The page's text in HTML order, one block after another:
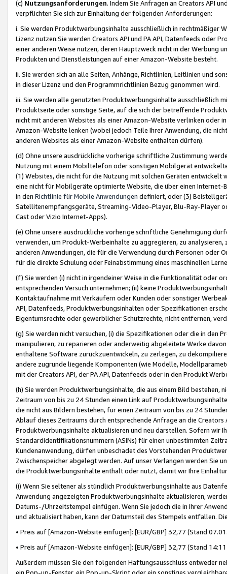
(c) Nutzungsanforderungen. Indem Sie Anfragen an Creators API
verpflichten Sie sich zur Einhaltung der folgenden Anforderungen:
i. Sie werden Produktwerbungsinhalte ausschließlich in rechtmäßiger
Lizenz nutzen.Sie werden Creators API und PA API, Datenfeeds oder
einer anderen Weise nutzen, deren Hauptzweck nicht in der Werbung
Produkten und Dienstleistungen auf einer Amazon-Website besteht.
ii. Sie werden sich an alle Seiten, Anhänge, Richtlinien, Leitlinien und
in dieser Lizenz und den Programmrichtlinien Bezug genommen wird.
iii. Sie werden alle genutzten Produktwerbungsinhalte ausschließlich
Produktseite oder sonstige Seite, auf die sich der betreffende
nicht mit anderen Websites als einer Amazon-Website verlinken oder
Amazon-Website lenken (wobei jedoch Teile Ihrer Anwendung, die
anderen Websites als einer Amazon-Website enthalten dürfen).
(d) Ohne unsere ausdrückliche vorherige schriftliche Zustimmung
Nutzung mit einem Mobiltelefon oder sonstigen Mobilgerät
(1) Websites, die nicht für die Nutzung mit solchen Geräten
eine nicht für Mobilgeräte optimierte Website, die über einen
in den Richtlinie für Mobile Anwendungen definiert, oder (3)
Satellitenempfangsgeräte, Streaming-Video-Player, Blu-Ray-Player
Cast oder Vizio Internet-Apps).
(e) Ohne unsere ausdrückliche vorherige schriftliche Genehmigung
verwenden, um Produkt-Werbeinhalte zu aggregieren, zu
anderen Anwendungen, die für die Verwendung durch Personen
für die direkte Schulung oder Feinabstimmung eines maschinellen
(f) Sie werden (i) nicht in irgendeiner Weise in die Funktionalität oder
entsprechenden Versuch unternehmen; (ii) keine
Kontaktaufnahme mit Verkäufern oder Kunden oder sonstiger
API, Datenfeeds, Produktwerbungsinhalten oder Spezifikationen
Eigentumsrechte oder gewerblicher Schutzrechte, nicht entfernen,
(g) Sie werden nicht versuchen, (i) die Spezifikationen oder die in
manipulieren, zu reparieren oder anderweitig abgeleitete Werke
enthaltene Software zurückzuentwickeln, zu zerlegen, zu
andere zugrunde liegende Komponenten (wie Modelle,
mit der Creators API, der PA API, Datenfeeds oder in den Produkt
(h) Sie werden Produktwerbungsinhalte, die aus einem Bild bestehen,
Zeitraum von bis zu 24 Stunden einen Link auf
die nicht aus Bildern bestehen, für einen Zeitraum von bis zu 24
Ablauf dieses Zeitraums durch entsprechende Anfrage an die
Produktwerbungsinhalte aktualisieren und neu darstellen. Sofern wir
Standardidentifikationsnummern (ASINs) für einen unbestimmten
Kundenanwendung, dürfen unbeschadet des Vorstehenden
Zwischenspeicher abgelegt werden. Auf unser Verlangen werden Sie
die Produktwerbungsinhalte enthält oder nutzt, damit wir Ihre
(i) Wenn Sie seltener als stündlich Produktwerbungsinhalte aus
Anwendung angezeigten Produktwerbungsinhalte aktualisieren,
Datums-/Uhrzeitstempel einfügen. Wenn Sie jedoch die in Ihrer
und aktualisiert haben, kann der Datumsteil des Stempels entfallen.
• Preis auf [Amazon-Website einfügen]: [EUR/GBP] 32,77 (Stand
• Preis auf [Amazon-Website einfügen]: [EUR/GBP] 32,77 (Stand
Außerdem müssen Sie den folgenden Haftungsausschluss entweder
ein Pop-up-Fenster, ein Pop-up-Skript oder ein sonstiges